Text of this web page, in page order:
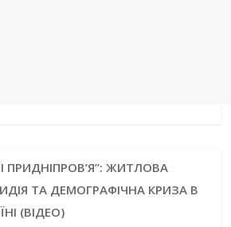
ПРИДНІПРОВ’Я”: ЖИТЛОВА
ТА ДЕМОГРАФІЧНА КРИЗА В
(ВІДЕО)